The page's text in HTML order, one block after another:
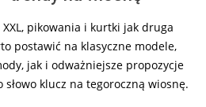
pikowania i kurtki jak druga
postawić na klasyczne modele,
jak i odważniejsze propozycje
klucz na tegoroczną wiosnę.